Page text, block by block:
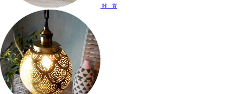
雑 貨